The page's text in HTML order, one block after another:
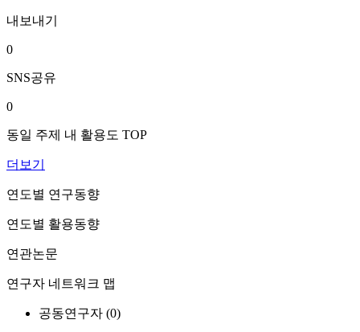
내보내기
0
SNS공유
0
동일 주제 내 활용도 TOP
더보기
연도별 연구동향
연도별 활용동향
연관논문
연구자 네트워크 맵
공동연구자 (0)